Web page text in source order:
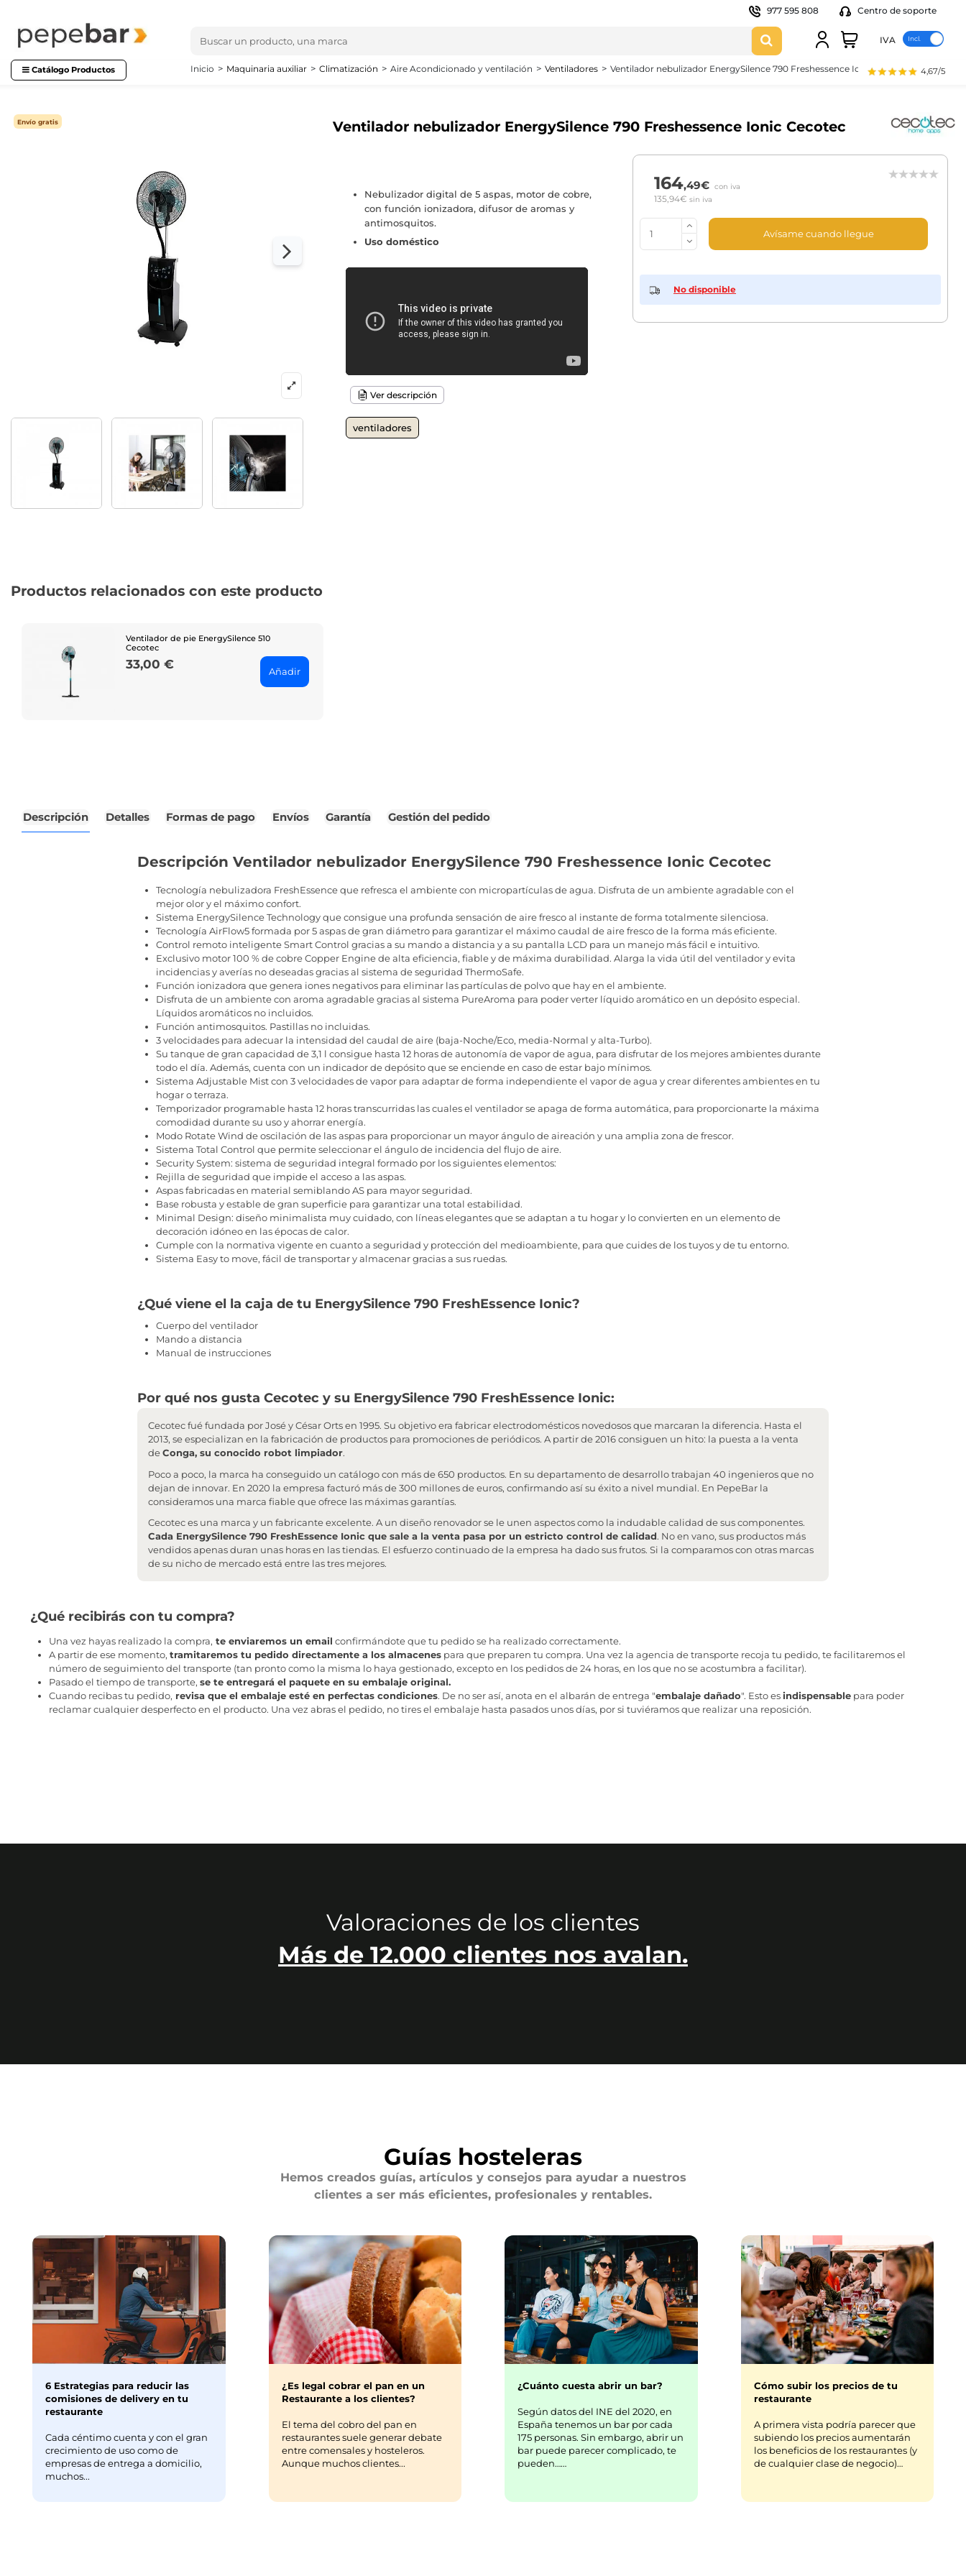
977 595 808 Centro de soporte
IVA
Catálogo Productos 4,67/5
Inicio Maquinaria auxiliar Climatización Aire Acondicionado y ventilación Ventiladores Ventilador nebulizador EnergySilence 790 Freshessence Ionic Cecotec
Envío gratis Ventilador nebulizador EnergySilence 790 Freshessence Ionic Cecotec
Nebulizador digital de 5 aspas, motor de cobre,
con función ionizadora, difusor de aromas y
antimosquitos.
Uso doméstico
Ver descripción
ventiladores
164,49€ con iva
135,94€ sin iva
Avísame cuando llegue
No disponible
Productos relacionados con este producto
Ventilador de pie EnergySilence 510
Cecotec
Price
33,00 €
Añadir
Descripción Detalles Formas de pago Envíos Garantía Gestión del pedido
Descripción Ventilador nebulizador EnergySilence 790 Freshessence Ionic Cecotec
Tecnología nebulizadora FreshEssence que refresca el ambiente con micropartículas de agua. Disfruta de un ambiente agradable con el
mejor olor y el máximo confort.
Sistema EnergySilence Technology que consigue una profunda sensación de aire fresco al instante de forma totalmente silenciosa.
Tecnología AirFlow5 formada por 5 aspas de gran diámetro para garantizar el máximo caudal de aire fresco de la forma más eficiente.
Control remoto inteligente Smart Control gracias a su mando a distancia y a su pantalla LCD para un manejo más fácil e intuitivo.
Exclusivo motor 100 % de cobre Copper Engine de alta eficiencia, fiable y de máxima durabilidad. Alarga la vida útil del ventilador y evita
incidencias y averías no deseadas gracias al sistema de seguridad ThermoSafe.
Función ionizadora que genera iones negativos para eliminar las partículas de polvo que hay en el ambiente.
Disfruta de un ambiente con aroma agradable gracias al sistema PureAroma para poder verter líquido aromático en un depósito especial.
Líquidos aromáticos no incluidos.
Función antimosquitos. Pastillas no incluidas.
3 velocidades para adecuar la intensidad del caudal de aire (baja-Noche/Eco, media-Normal y alta-Turbo).
Su tanque de gran capacidad de 3,1 l consigue hasta 12 horas de autonomía de vapor de agua, para disfrutar de los mejores ambientes durante
todo el día. Además, cuenta con un indicador de depósito que se enciende en caso de estar bajo mínimos.
Sistema Adjustable Mist con 3 velocidades de vapor para adaptar de forma independiente el vapor de agua y crear diferentes ambientes en tu
hogar o terraza.
Temporizador programable hasta 12 horas transcurridas las cuales el ventilador se apaga de forma automática, para proporcionarte la máxima
comodidad durante su uso y ahorrar energía.
Modo Rotate Wind de oscilación de las aspas para proporcionar un mayor ángulo de aireación y una amplia zona de frescor.
Sistema Total Control que permite seleccionar el ángulo de incidencia del flujo de aire.
Security System: sistema de seguridad integral formado por los siguientes elementos:
Rejilla de seguridad que impide el acceso a las aspas.
Aspas fabricadas en material semiblando AS para mayor seguridad.
Base robusta y estable de gran superficie para garantizar una total estabilidad.
Minimal Design: diseño minimalista muy cuidado, con líneas elegantes que se adaptan a tu hogar y lo convierten en un elemento de
decoración idóneo en las épocas de calor.
Cumple con la normativa vigente en cuanto a seguridad y protección del medioambiente, para que cuides de los tuyos y de tu entorno.
Sistema Easy to move, fácil de transportar y almacenar gracias a sus ruedas.
¿Qué viene el la caja de tu EnergySilence 790 FreshEssence Ionic?
Cuerpo del ventilador
Mando a distancia
Manual de instrucciones
Por qué nos gusta Cecotec y su EnergySilence 790 FreshEssence Ionic:
Cecotec fué fundada por José y César Orts en 1995. Su objetivo era fabricar electrodomésticos novedosos que marcaran la diferencia. Hasta el
2013, se especializan en la fabricación de productos para promociones de periódicos. A partir de 2016 consiguen un hito: la puesta a la venta
deConga, su conocido robot limpiador.
Poco a poco, la marca ha conseguido un catálogo con más de 650 productos. En su departamento de desarrollo trabajan 40 ingenieros que no
dejan de innovar. En 2020 la empresa facturó más de 300 millones de euros, confirmando así su éxito a nivel mundial. En PepeBar la
consideramos una marca fiable que ofrece las máximas garantías.
Cecotec es una marca y un fabricante excelente. A un diseño renovador se le unen aspectos como la indudable calidad de sus componentes.
Cada EnergySilence 790 FreshEssence Ionic que sale a la venta pasa por un estricto control de calidad. No en vano, sus productos más
vendidos apenas duran unas horas en las tiendas. El esfuerzo continuado de la empresa ha dado sus frutos. Si la comparamos con otras marcas
de su nicho de mercado está entre las tres mejores.
¿Qué recibirás con tu compra?
Una vez hayas realizado la compra, te enviaremos un email confirmándote que tu pedido se ha realizado correctamente.
A partir de ese momento, tramitaremos tu pedido directamente a los almacenespara que preparen tu compra. Una vez la agencia de transporte recoja tu pedido, te facilitaremos el
número de seguimiento del transporte (tan pronto como la misma lo haya gestionado, excepto en los pedidos de 24 horas, en los que no se acostumbra a facilitar).
Pasado el tiempo de transporte, se te entregará el paquete en su embalaje original.
Cuando recibas tu pedido, revisa que el embalaje esté en perfectas condiciones. De no ser así, anota en el albarán de entrega "embalaje dañado". Esto esindispensablepara poder
reclamar cualquier desperfecto en el producto. Una vez abras el pedido, no tires el embalaje hasta pasados unos días, por si tuviéramos que realizar una reposición.
Valoraciones de los clientes
Más de 12.000 clientes nos avalan.
Guías hosteleras
Hemos creados guías, artículos y consejos para ayudar a nuestros
clientes a ser más eficientes, profesionales y rentables.
6 Estrategias para reducir las
comisiones de delivery en tu
restaurante
Cada céntimo cuenta y con el gran
crecimiento de uso como de
empresas de entrega a domicilio,
muchos...
¿Es legal cobrar el pan en un
Restaurante a los clientes?
El tema del cobro del pan en
restaurantes suele generar debate
entre comensales y hosteleros.
Aunque muchos clientes...
¿Cuánto cuesta abrir un bar?
Según datos del INE del 2020, en
España tenemos un bar por cada
175 personas. Sin embargo, abrir un
bar puede parecer complicado, te
pueden……
Cómo subir los precios de tu
restaurante
A primera vista podría parecer que
subiendo los precios aumentarán
los beneficios de los restaurantes (y
de cualquier clase de negocio)…